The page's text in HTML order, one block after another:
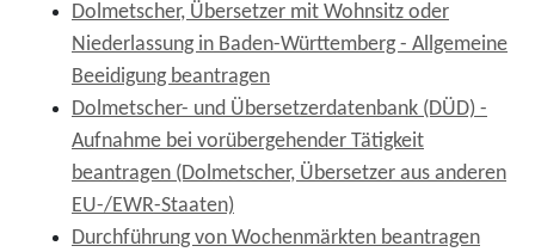
Dolmetscher, Übersetzer mit Wohnsitz oder
Niederlassung in Baden-Württemberg - Allgemeine
Beeidigung beantragen
Dolmetscher- und Übersetzerdatenbank (DÜD) -
Aufnahme bei vorübergehender Tätigkeit
beantragen (Dolmetscher, Übersetzer aus anderen
EU-/EWR-Staaten)
Durchführung von Wochenmärkten beantragen